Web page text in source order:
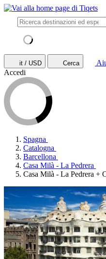
it / USD Cerca
Accedi
Spagna
Catalogna
Barcellona
Casa Milà - La Pedrera
Casa Milà - La Pedrera +